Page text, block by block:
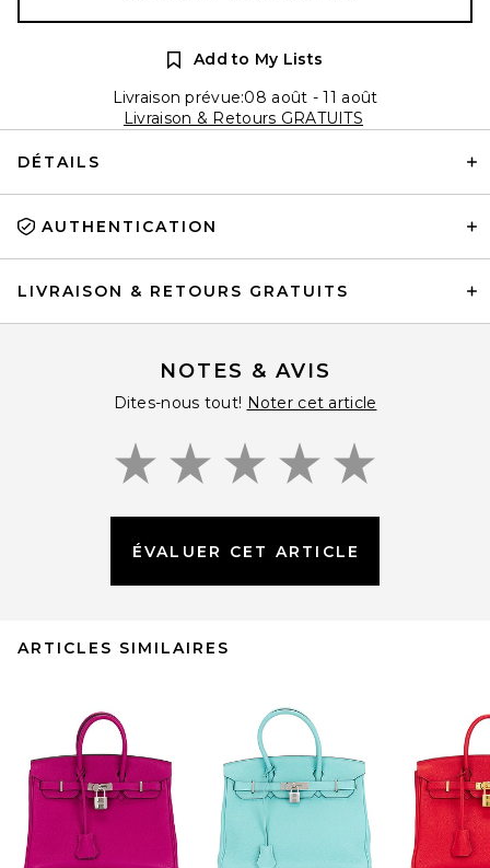
Add to My Lists
Livraison prévue:08 août - 11 août
Livraison & Retours GRATUITS
DÉTAILS
AUTHENTICATION
LIVRAISON & RETOURS GRATUITS
NOTES & AVIS
Dites-nous tout! Noter cet article
ÉVALUER CET ARTICLE
ARTICLES SIMILAIRES